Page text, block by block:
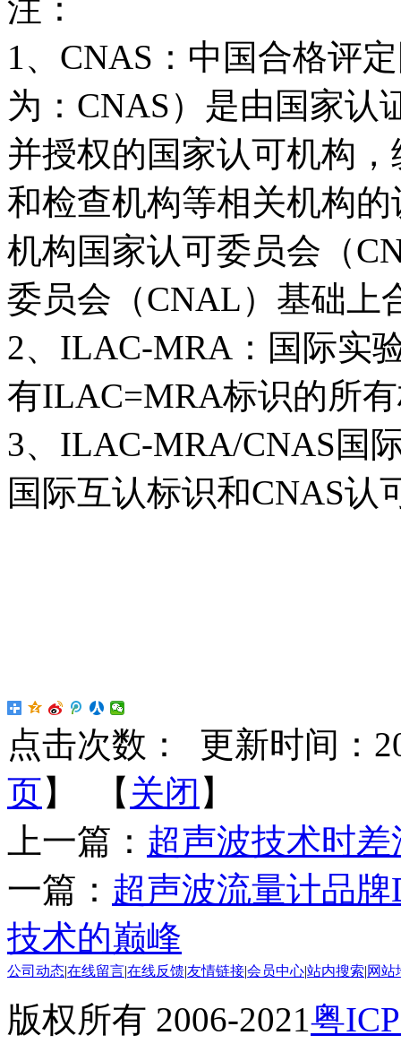
注：
1、CNAS：中国合格评
为：CNAS）是由国家认
并授权的国家认可机构
和检查机构等相关机构
机构国家认可委员会（
委员会（CNAL）基础上
2、ILAC-MRA：国际实
有ILAC=MRA标识的所
3、ILAC-MRA/CNAS国
国际互认标识和CNAS认
点击次数：
更新时间：
页】 【 关闭 】
上一篇： 超声波技术时
一篇： 超声波流量计品
技术的巅峰
公司动态在线留言在线反馈友情链接会员中心站内搜索 网站
版权所有 2006-2021粤